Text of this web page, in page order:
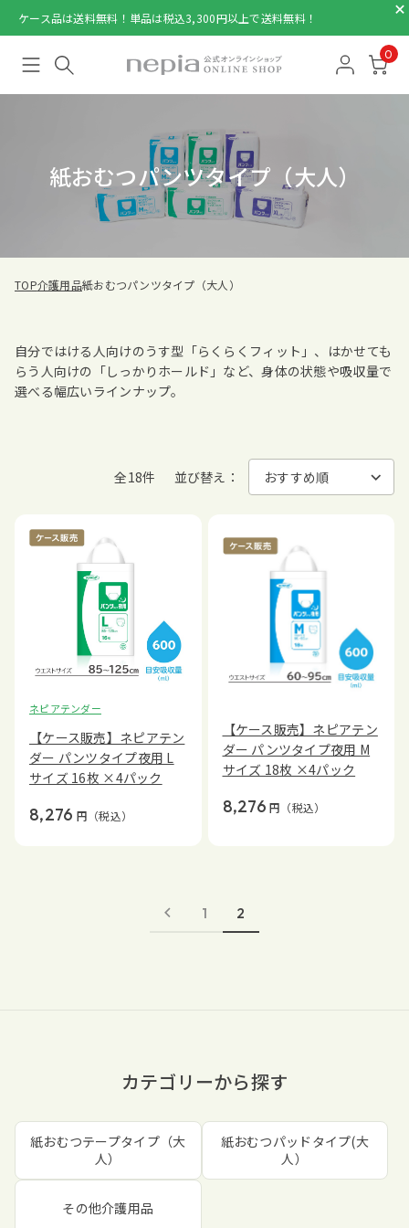
ケース品は送料無料！単品は税込3,300円以上で送料無料！
0
紙おむつパンツタイプ（大人）
TOP介護用品紙おむつパンツタイプ（大人）
自分ではける人向けのうす型「らくらくフィット」、はかせても
らう人向けの「しっかりホールド」など、身体の状態や吸収量で
選べる幅広いラインナップ。
全18件 並び替え：
ネピアテンダー
【ケース販売】ネピアテン
ダー パンツタイプ夜用 L
サイズ 16枚 ×4パック
8,276 円 （税込）
【ケース販売】ネピアテン
ダー パンツタイプ夜用 M
サイズ 18枚 ×4パック
8,276 円 （税込）
1 2
カテゴリーから探す
紙おむつテープタイプ（大
人）
紙おむつパッドタイプ(大
人）
その他介護用品